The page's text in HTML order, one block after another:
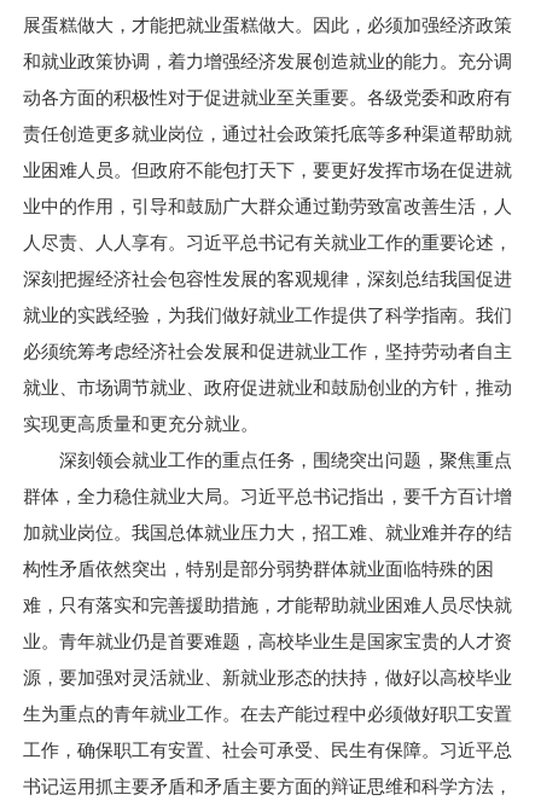
展蛋糕做大，才能把就业蛋糕做大。因此，必须加强经济政策
和就业政策协调，着力增强经济发展创造就业的能力。充分调
动各方面的积极性对于促进就业至关重要。各级党委和政府有
责任创造更多就业岗位，通过社会政策托底等多种渠道帮助就
业困难人员。但政府不能包打天下，要更好发挥市场在促进就
业中的作用，引导和鼓励广大群众通过勤劳致富改善生活，人
人尽责、人人享有。习近平总书记有关就业工作的重要论述，
深刻把握经济社会包容性发展的客观规律，深刻总结我国促进
就业的实践经验，为我们做好就业工作提供了科学指南。我们
必须统筹考虑经济社会发展和促进就业工作，坚持劳动者自主
就业、市场调节就业、政府促进就业和鼓励创业的方针，推动
实现更高质量和更充分就业。
深刻领会就业工作的重点任务，围绕突出问题，聚焦重点
群体，全力稳住就业大局。习近平总书记指出，要千方百计增
加就业岗位。我国总体就业压力大，招工难、就业难并存的结
构性矛盾依然突出，特别是部分弱势群体就业面临特殊的困
难，只有落实和完善援助措施，才能帮助就业困难人员尽快就
业。青年就业仍是首要难题，高校毕业生是国家宝贵的人才资
源，要加强对灵活就业、新就业形态的扶持，做好以高校毕业
生为重点的青年就业工作。在去产能过程中必须做好职工安置
工作，确保职工有安置、社会可承受、民生有保障。习近平总
书记运用抓主要矛盾和矛盾主要方面的辩证思维和科学方法，